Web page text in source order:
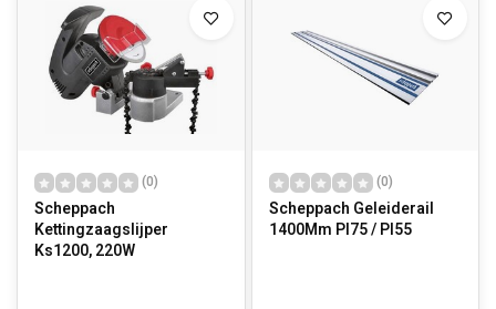
(0)
Scheppach
Kettingzaagslijper
Ks1200, 220W
(0)
Scheppach Geleiderail
1400Mm Pl75 / Pl55